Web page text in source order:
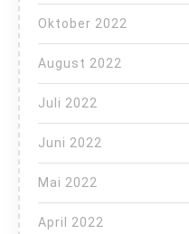
Oktober 2022
August 2022
Juli 2022
Juni 2022
Mai 2022
April 2022